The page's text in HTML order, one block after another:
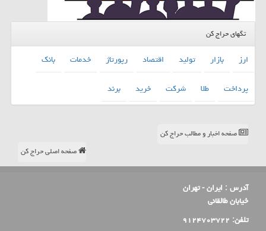
تگهای حراج کن
ارز بازار تولید اقتصاد رپورتاژ خدمات
بانك
پرداخت
طلا شركت خرید برند
صفحه اخبار و مطالب حراج کن
صفحه اصلی حراج کن
آدرس : ایران - تهران
خیابان طالقانی
تلفن: ۹۱۲۴۷۰۳۷۲۲